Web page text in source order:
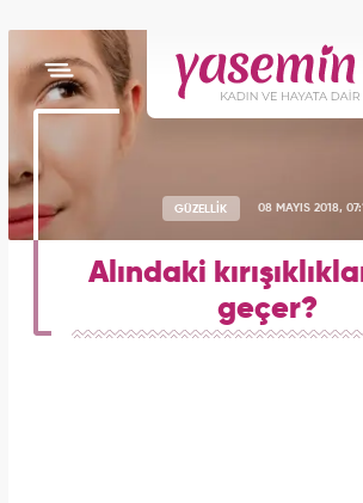
GÜZELLİK 08 MAYIS 2018,
Alındaki
geçer?